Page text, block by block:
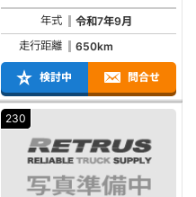
年式
令和7年9月
走行距離
650km
検討中 問合せ
230